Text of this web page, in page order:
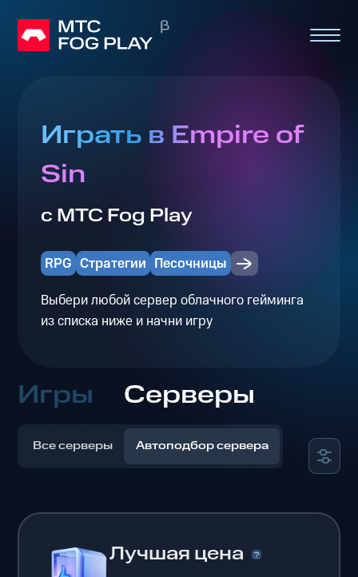
Играть в Empire of
Sin
с МТС Fog Play
RPG Стратегии Песочницы
Выбери любой сервер облачного гейминга
из списка ниже и начни игру
Игры Серверы
Все серверы Автоподбор сервера
Лучшая цена